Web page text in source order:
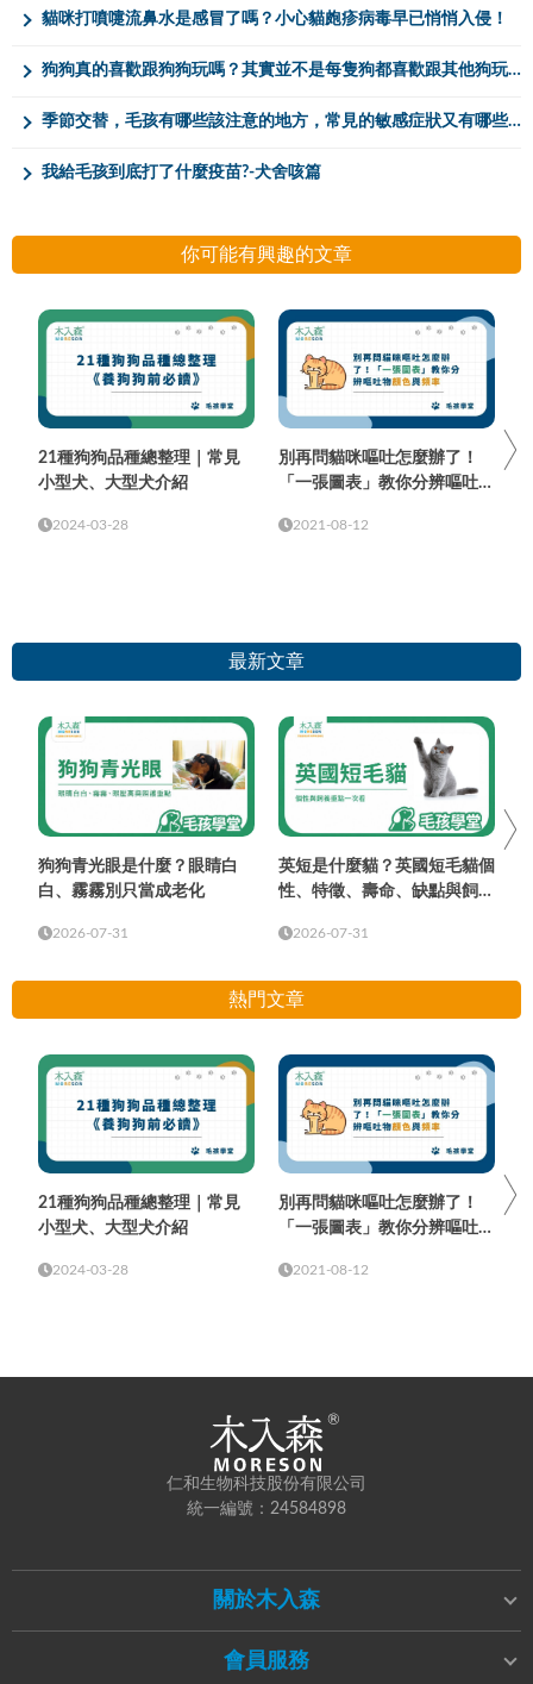
貓咪打噴嚏流鼻水是感冒了嗎？小心貓皰疹病毒早已悄悄入侵！
狗狗真的喜歡跟狗狗玩嗎？其實並不是每隻狗都喜歡跟其他狗玩！
季節交替，毛孩有哪些該注意的地方，常見的敏感症狀又有哪些呢？
我給毛孩到底打了什麼疫苗?-犬舍咳篇
你可能有興趣的文章
21種狗狗品種總整理｜常見
小型犬、大型犬介紹
2024-03-28
別再問貓咪嘔吐怎麼辦了！
「一張圖表」教你分辨嘔吐物
2021-08-12
最新文章
狗狗青光眼是什麼？眼睛白
白、霧霧別只當成老化
2026-07-31
英短是什麼貓？英國短毛貓個
性、特徵、壽命、缺點與飼養
2026-07-31
熱門文章
21種狗狗品種總整理｜常見
小型犬、大型犬介紹
2024-03-28
別再問貓咪嘔吐怎麼辦了！
「一張圖表」教你分辨嘔吐物
2021-08-12
仁和生物科技股份有限公司
統一編號：24584898
關於木入森
會員服務